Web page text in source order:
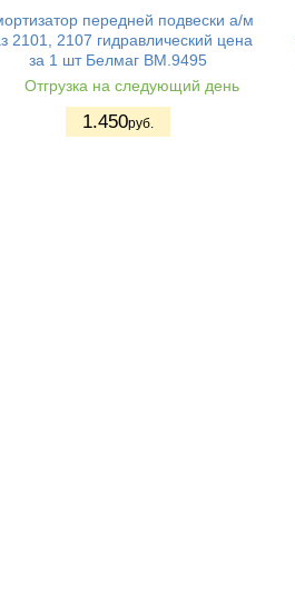
передней подвески а/м
2101, 2107 гидравлический цена
за 1 шт Белмаг BM.9495
Отгрузка на следующий день
1.450руб.